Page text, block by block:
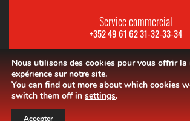
Service commercial
+352 49 61 62 31-32-33-34
Nous utilisons des cookies pour vous offrir la
expérience sur notre site.
You can find out more about which cookies
switch them off in settings.
Accepter